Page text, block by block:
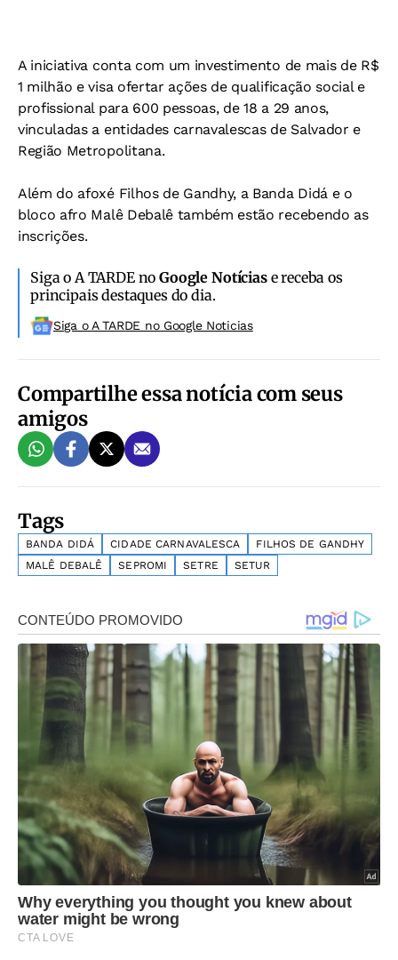
A iniciativa conta com um investimento de mais de R$
1 milhão e visa ofertar ações de qualificação social e
profissional para 600 pessoas, de 18 a 29 anos,
vinculadas a entidades carnavalescas de Salvador e
Região Metropolitana.
Além do afoxé Filhos de Gandhy, a Banda Didá e o
bloco afro Malê Debalê também estão recebendo as
inscrições.
Siga o A TARDE noGoogle Notíciase receba os
principais destaques do dia.
Siga o A TARDE no Google Noticias
Compartilhe essa notícia com seus
amigos
Tags
BANDA DIDÁ CIDADE CARNAVALESCA
FILHOS DE GANDHY
MALÊ DEBALÊ
SEPROMI SETRE SETUR